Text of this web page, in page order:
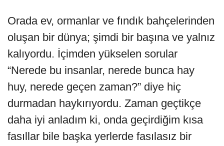
Orada ev, ormanlar ve fındık bahçelerinden
oluşan bir dünya; şimdi bir başına ve yalnız
kalıyordu. İçimden yükselen sorular
“Nerede bu insanlar, nerede bunca hay
huy, nerede geçen zaman?” diye hiç
durmadan haykırıyordu. Zaman geçtikçe
daha iyi anladım ki, onda geçirdiğim kısa
fasıllar bile başka yerlerde fasılasız bir